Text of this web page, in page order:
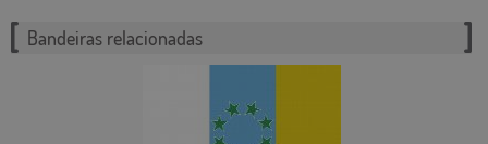
Bandeiras relacionadas